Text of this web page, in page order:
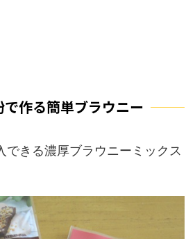
で作る簡単ブラウニー
できる濃厚ブラウニーミックス